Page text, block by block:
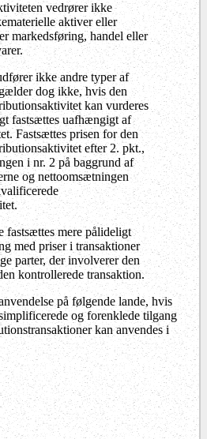
vedrører ikke
aktiver eller
markedsføring, handel eller
ikke andre typer af
dog ikke, hvis den
kan vurderes
fastsættes uafhængigt af
Fastsættes prisen for den
efter 2. pkt.,
i nr. 2 på baggrund af
og nettoomsætningen
fastsættes mere pålideligt
med priser i transaktioner
parter, der involverer den
kontrollerede transaktion.
på følgende lande, hvis
og forenklede tilgang
kan anvendes i